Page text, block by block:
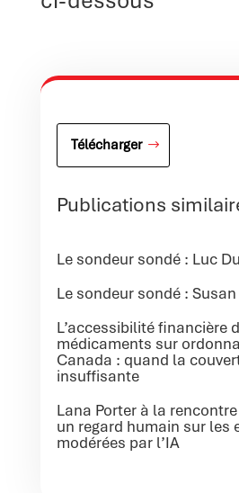
Télécharger
Publications
Le sondeur sondé : Luc
Le sondeur sondé :
L’accessibilité financière
médicaments sur
Canada : quand la
insuffisante
Lana Porter à la rencontre
un regard humain sur les
modérées par l’IA